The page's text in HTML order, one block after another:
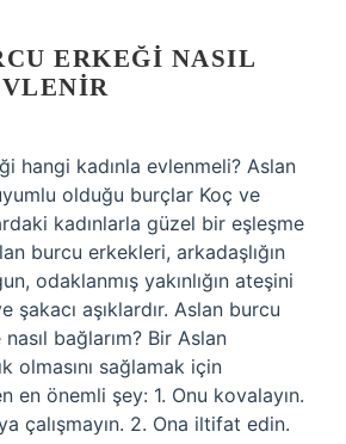
ERKEĞI NASIL
hangi kadınla evlenmeli? Aslan
olduğu burçlar Koç ve
kadınlarla güzel bir eşleşme
burcu erkekleri, arkadaşlığın
odaklanmış yakınlığın ateşini
şakacı aşıklardır. Aslan burcu
bağlarım? Bir Aslan
olmasını sağlamak için
en önemli şey: 1. Onu kovalayın.
çalışmayın. 2. Ona iltifat edin.